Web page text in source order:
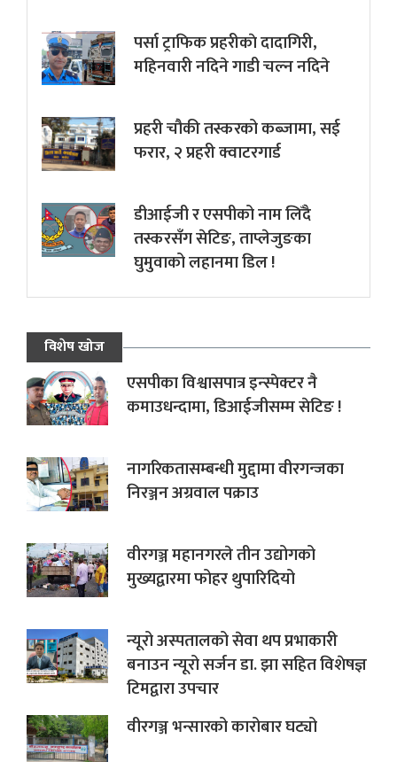
पर्सा ट्राफिक प्रहरीकाे दादागिरी,
महिनवारी नदिने गाडी चल्न नदिने
प्रहरी चौकी तस्करको कब्जामा, सई
फरार, २ प्रहरी क्वाटरगार्ड
डीआईजी र एसपीको नाम लिँदै
तस्करसँग सेटिङ, ताप्लेजुङका
घुमुवाको लहानमा डिल !
विशेष खोज
एसपीका विश्वासपात्र इन्स्पेक्टर नै
कमाउधन्दामा, डिआईजीसम्म सेटिङ !
नागरिकतासम्बन्धी मुद्दामा वीरगन्जका
निरञ्जन अग्रवाल पक्राउ
वीरगञ्ज महानगरले तीन उद्योगको
मुख्यद्वारमा फोहर थुपारिदियो
न्यूरो अस्पतालको सेवा थप प्रभाकारी
बनाउन न्यूरो सर्जन डा. झा सहित विशेषज्ञ
टिमद्वारा उपचार
वीरगञ्ज भन्सारको कारोबार घट्यो